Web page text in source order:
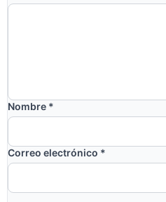
Nombre *
Correo electrónico *